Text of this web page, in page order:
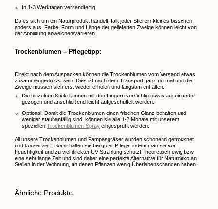
In 1-3 Werktagen versandfertig
Da es sich um ein Naturprodukt handelt, fällt jeder Stiel ein kleines bisschen
anders aus. Farbe, Form und Länge der gelieferten Zweige können leicht von
der Abbildung abweichen/variieren.
Trockenblumen – Pflegetipp:
Direkt nach dem Auspacken können die Trockenblumen vom Versand etwas
zusammengedrückt sein. Dies ist nach dem Transport ganz normal und die
Zweige müssen sich erst wieder erholen und langsam entfalten.
Die einzelnen Stiele können mit den Fingern vorsichtig etwas auseinander
gezogen und anschließend leicht aufgeschüttelt werden.
Optional: Damit die Trockenblumen einen frischen Glanz behalten und
weniger staubanfällig sind, können sie alle 1-2 Monate mit unserem
speziellen Trockenblumen-Spray eingesprüht werden.
All unsere Trockenblumen und Pampasgräser wurden schonend getrocknet
und konserviert. Somit halten sie bei guter Pflege, indem man sie vor
Feuchtigkeit und zu viel direkter UV-Strahlung schützt, theoretisch ewig bzw.
eine sehr lange Zeit und sind daher eine perfekte Alternative für Naturdeko an
Stellen in der Wohnung, an denen Pflanzen wenig Überlebenschancen haben.
Ähnliche Produkte